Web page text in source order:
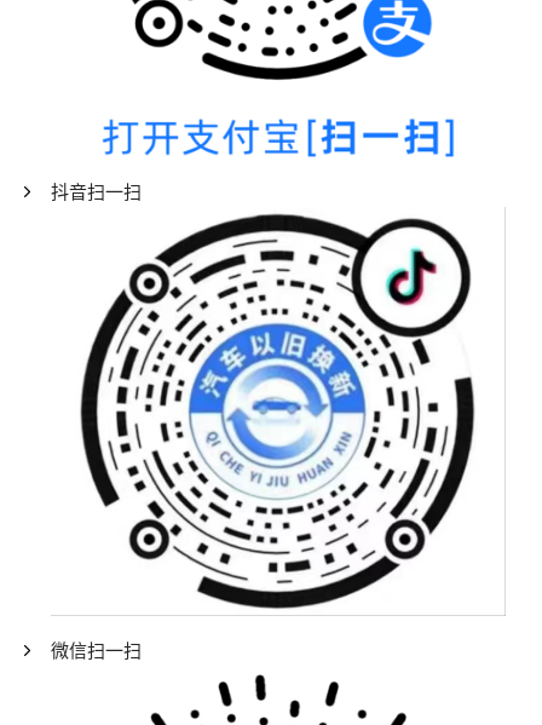
抖音扫一扫
微信扫一扫